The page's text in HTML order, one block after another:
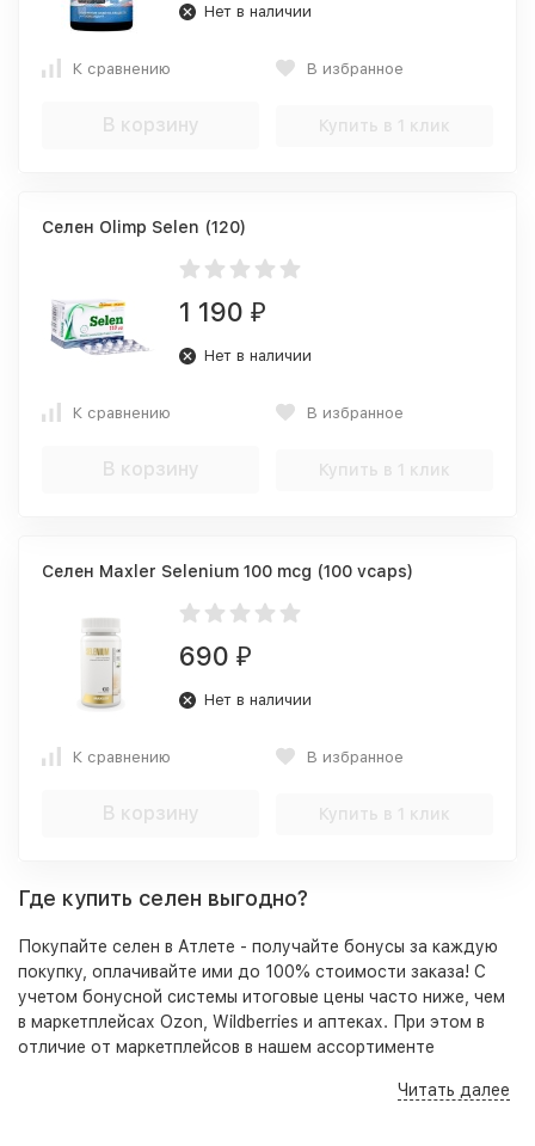
Нет в наличии
К сравнению В избранное
В корзину Купить в 1 клик
Селен Olimp Selen (120)
1 190 ₽
Нет в наличии
К сравнению В избранное
В корзину Купить в 1 клик
Селен Maxler Selenium 100 mcg (100 vcaps)
690 ₽
Нет в наличии
К сравнению В избранное
В корзину Купить в 1 клик
Где купить селен выгодно?
Покупайте селен в Атлете - получайте бонусы за каждую
покупку, оплачивайте ими до 100% стоимости заказа! С
учетом бонусной системы итоговые цены часто ниже, чем
в маркетплейсах Ozon, Wildberries и аптеках. При этом в
отличие от маркетплейсов в нашем ассортименте
гарантирующие безопасность приема и высокуюЧитать далее